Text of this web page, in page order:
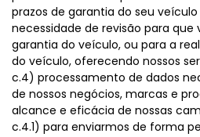
prazos de garantia do seu
necessidade de revisão para que
garantia do veículo, ou para a
do veículo, oferecendo nossos
c.4) processamento de dados
de nossos negócios, marcas e
alcance e eficácia de nossas
c.4.1) para enviarmos de forma